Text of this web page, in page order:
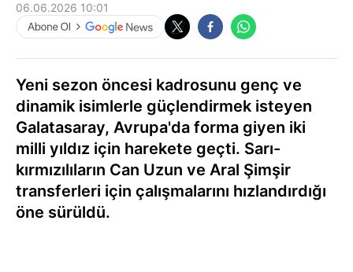
06.06.2026 10:01
Yeni sezon öncesi kadrosunu genç ve
dinamik isimlerle güçlendirmek isteyen
Galatasaray, Avrupa'da forma giyen iki
milli yıldız için harekete geçti. Sarı-
kırmızılıların Can Uzun ve Aral Şimşir
transferleri için çalışmalarını hızlandırdığı
öne sürüldü.